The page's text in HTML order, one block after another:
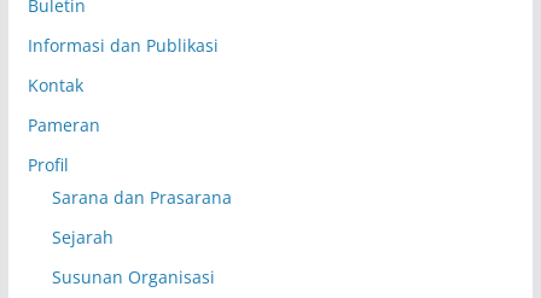
Buletin
Informasi dan Publikasi
Kontak
Pameran
Profil
Sarana dan Prasarana
Sejarah
Susunan Organisasi